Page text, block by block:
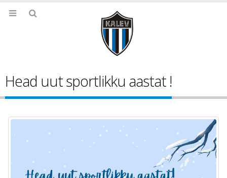
Head uut sportlikku aastat !